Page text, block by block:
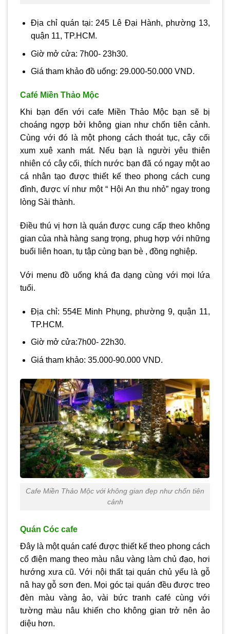
Địa chỉ quán tại: 245 Lê Đại Hành, phường 13,
quận 11, TP.HCM.
Giờ mở cửa: 7h00- 23h30.
Giá tham khảo đồ uống: 29.000-50.000 VND.
Café Miền Thảo Mộc
Khi bạn đến với cafe Miền Thảo Mộc bạn sẽ bị
choáng ngợp bởi không gian như chốn tiên cảnh.
Cùng với đó là một phong cách thoát tục, cây cối
xum xuê xanh mát. Nếu bạn là người yêu thiên
nhiên có cây cối, thích nước bạn đã có ngay một ao
cá nhân tạo được thiết kế theo phong cách cung
đình, được ví như một “ Hội An thu nhỏ” ngay trong
lòng Sài thành.
Điều thú vị hơn là quán được cung cấp theo không
gian của nhà hàng sang trọng, phug hợp với những
buổi liên hoan, tụ tập cùng bạn bè , đồng nghiệp.
Với menu đồ uống khá đa dạng cùng với mọi lứa
tuổi.
Địa chỉ: 554E Minh Phụng, phường 9, quận 11,
TP.HCM.
Giờ mở cửa:7h00- 22h30.
Giá tham khảo: 35.000-90.000 VND.
Cafe Miền Thảo Mộc với không gian đẹp như chốn tiên
cảnh
Quán Cóc cafe
Đây là một quán café được thiết kế theo phong cách
cổ điện mang theo màu nâu vàng làm chủ đạo, hơi
hướng xưa cũ. Với nội thất tại quán chủ yếu là gỗ
nâ hay gỗ sơn đen. Mọi góc tại quán đều được treo
đèn màu vàng ảo, vài bức tranh café cùng với
tường màu nâu khiến cho không gian trở nên ảo
diệu hơn.